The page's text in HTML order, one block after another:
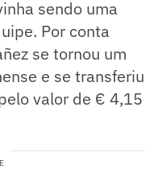
sendo uma
Por conta
se tornou um
e se transferiu
valor de € 4,15